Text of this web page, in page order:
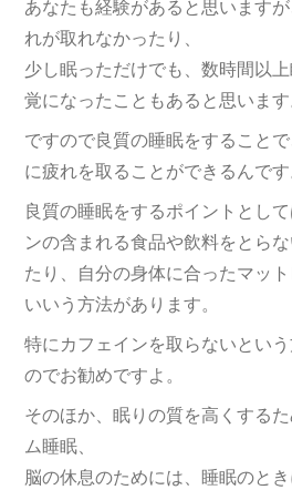
あなたも経験があると思います
れが取れなかったり、
少し眠っただけでも、数時間以
覚になったこともあると思います
ですので良質の睡眠をすること
に疲れを取ることができるんです
良質の睡眠をするポイントとし
ンの含まれる食品や飲料をとら
たり、自分の身体に合ったマッ
いいう方法があります。
特にカフェインを取らないとい
のでお勧めですよ。
そのほか、眠りの質を高くする
ム睡眠、
脳の休息のためには、睡眠のと